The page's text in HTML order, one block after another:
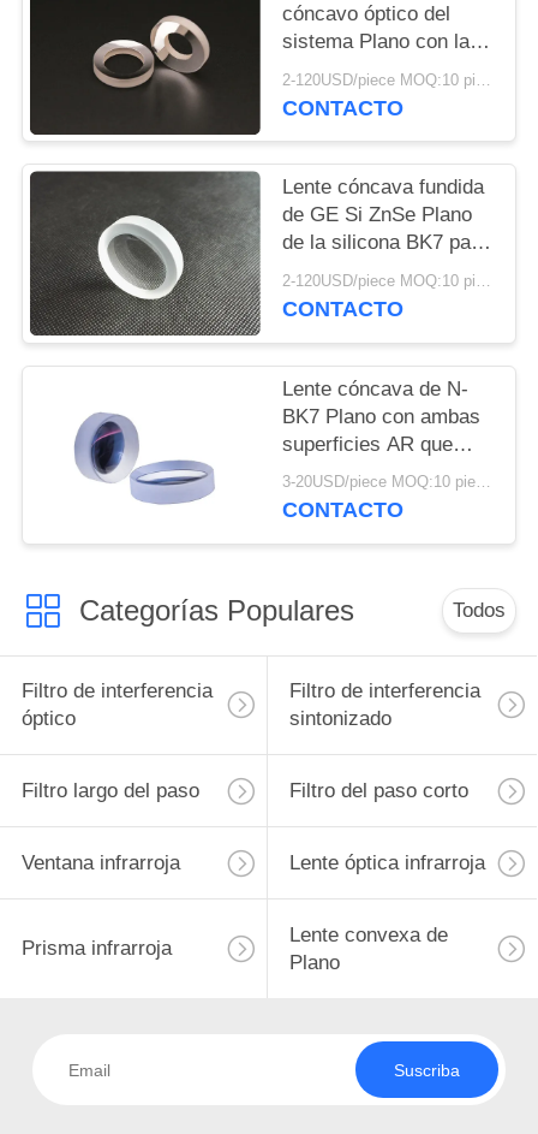
cóncavo óptico del
sistema Plano con la
capa de plata
2-120USD/piece MOQ:10 piezas
CONTACTO
Lente cóncava fundida
de GE Si ZnSe Plano
de la silicona BK7 para
el sistema óptico
2-120USD/piece MOQ:10 piezas
CONTACTO
Lente cóncava de N-
BK7 Plano con ambas
superficies AR que
cubren 1000-1700nm
3-20USD/piece MOQ:10 piezas
CONTACTO
Categorías Populares Todos
Filtro de interferencia
óptico
Filtro de interferencia
sintonizado
Filtro largo del paso Filtro del paso corto
Ventana infrarroja Lente óptica infrarroja
Prisma infrarroja
Lente convexa de
Plano
Suscriba